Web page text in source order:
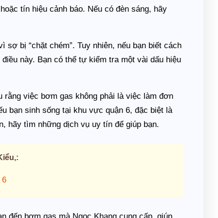
tín hiệu cảnh báo. Nếu có đèn sáng, hãy
bị “chặt chém”. Tuy nhiên, nếu bạn biết cách
này. Bạn có thể tự kiểm tra một vài dấu hiệu
rằng việc bơm gas không phải là việc làm đơn
bạn sinh sống tại khu vực quận 6, đặc biệt là
hãy tìm những dịch vụ uy tín để giúp bạn.
6
đến bơm gas mà Ngọc Khang cung cấp, giúp